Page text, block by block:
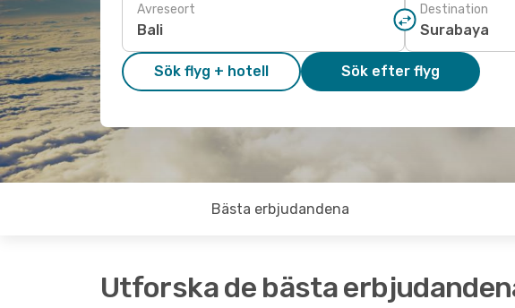
Avreseort Destination
Sök flyg + hotell Sök efter flyg
Bästa erbjudandena
Utforska de bästa